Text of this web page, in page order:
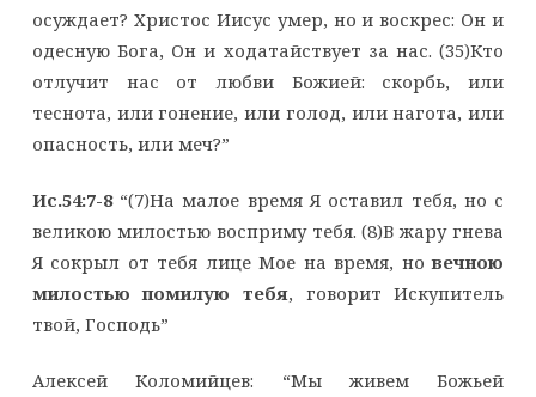
осуждает? Христос Иисус умер, но и воскрес: Он и
одесную Бога, Он и ходатайствует за нас. (35)Кто
отлучит нас от любви Божией: скорбь, или
теснота, или гонение, или голод, или нагота, или
опасность, или меч?”
Ис.54:7-8“(7)На малое время Я оставил тебя, но с
великою милостью восприму тебя. (8)В жару гнева
Я сокрыл от тебя лице Мое на время, новечною
милостью помилую тебя, говорит Искупитель
твой, Господь”
Алексей Коломийцев: “Мы живем Божьей